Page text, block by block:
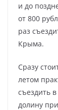
и до
от 800
раз
Крыма.
Сразу
летом
съездить
долину